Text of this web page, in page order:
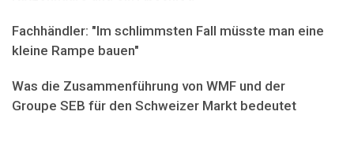
Fachhändler: "Im schlimmsten Fall müsste man eine
kleine Rampe bauen"
Was die Zusammenführung von WMF und der
Groupe SEB für den Schweizer Markt bedeutet